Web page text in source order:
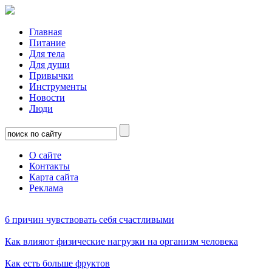
Главная
Питание
Для тела
Для души
Привычки
Инструменты
Новости
Люди
О сайте
Контакты
Карта сайта
Реклама
6 причин чувствовать себя счастливыми
Как влияют физические нагрузки на организм человека
Как есть больше фруктов